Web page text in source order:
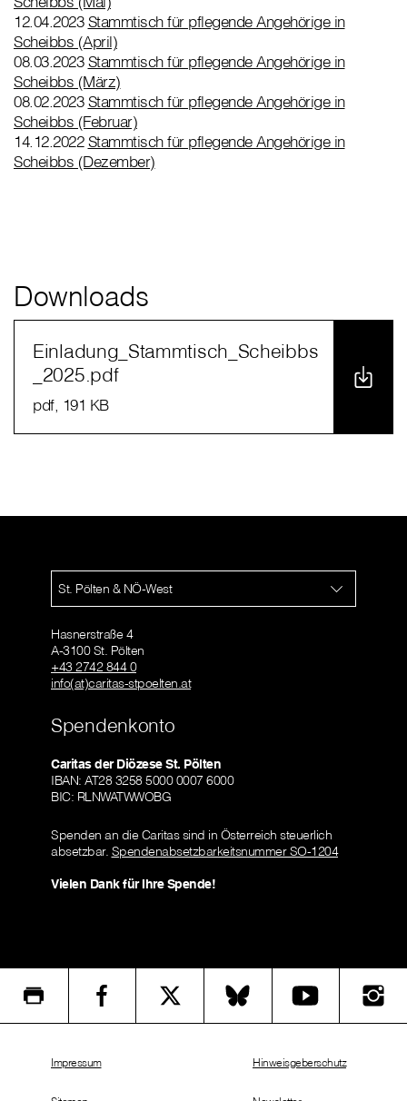
12.04.2023 Stammtisch für pflegende Angehörige in
Scheibbs (April)
08.03.2023 Stammtisch für pflegende Angehörige in
Scheibbs (März)
08.02.2023 Stammtisch für pflegende Angehörige in
Scheibbs (Februar)
14.12.2022 Stammtisch für pflegende Angehörige in
Scheibbs (Dezember)
Downloads
Einladung_Stammtisch_Scheibbs
_2025.pdf
pdf, 191 KB
St. Pölten & NÖ-West
Hasnerstraße 4
A-3100 St. Pölten
+43 2742 844 0
info(at)caritas-stpoelten.at
Spendenkonto
Caritas der Diözese St. Pölten
IBAN: AT28 3258 5000 0007 6000
BIC: RLNWATWWOBG
Spenden an die Caritas sind in Österreich steuerlich
absetzbar. Spendenabsetzbarkeitsnummer SO-1204
Vielen Dank für Ihre Spende!
Impressum Hinweisgeberschutz